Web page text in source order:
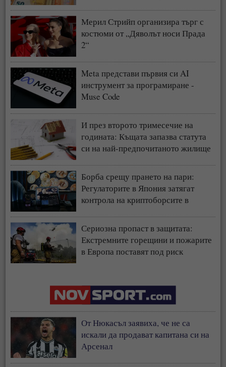
Мерил Стрийп организира търг с
костюми от „Дяволът носи Прада
2“
Meta представи първия си AI
инструмент за програмиране -
Muse Code
И през второто тримесечие на
годината: Къщата запазва статута
си на най-предпочитаното жилище
Борба срещу прането на пари:
Регулаторите в Япония затягат
контрола на криптоборсите в
Сериозна пропаст в защитата:
Екстремните горещини и пожарите
в Европа поставят под риск
От Нюкасъл заявиха, че не са
искали да продават капитана си на
Арсенал